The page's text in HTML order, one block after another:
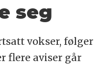
seg
vokser, følger
flere aviser går